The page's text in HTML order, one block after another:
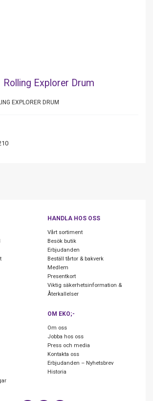
Rolling Explorer Drum
EXPLORER DRUM
HANDLA HOS OSS
Vårt sortiment
Besök butik
Erbjudanden
Beställ tårtor & bakverk
Medlem
Presentkort
Viktig säkerhetsinformation &
Återkallelser
OM EKO;-
Om oss
Jobba hos oss
Press och media
Kontakta oss
Erbjudanden – Nyhetsbrev
Historia